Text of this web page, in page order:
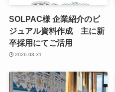
SOLPAC様 企業紹介のビ
ジュアル資料作成 主に新
卒採用にてご活用
2026.03.31